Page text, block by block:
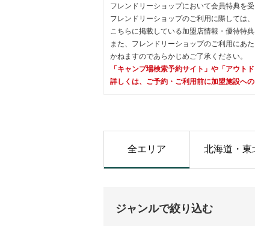
フレンドリーショップにおいて会員特典を
フレンドリーショップのご利用に際しては
こちらに掲載している加盟店情報・優待特
また、フレンドリーショップのご利用にあ
かねますのであらかじめご了承ください。
「キャンプ場検索予約サイト」や「アウト
詳しくは、ご予約・ご利用前に加盟施設へ
全エリア 北海道・東
ジャンルで絞り込む